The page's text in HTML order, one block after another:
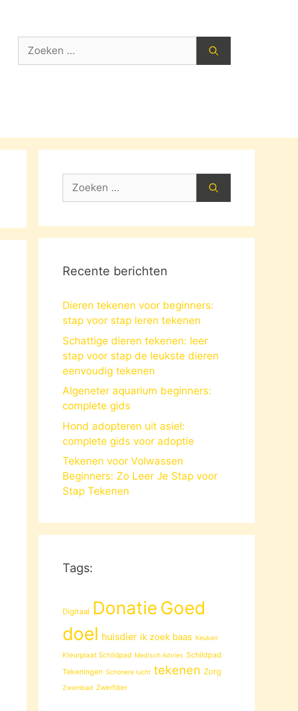
Zoek
Zoek
Recente berichten
Dieren tekenen voor beginners:
stap voor stap leren tekenen
Schattige dieren tekenen: leer
stap voor stap de leukste dieren
eenvoudig tekenen
Algeneter aquarium beginners:
complete gids
Hond adopteren uit asiel:
complete gids voor adoptie
Tekenen voor Volwassen
Beginners: Zo Leer Je Stap voor
Stap Tekenen
Tags:
Digitaal Donatie Goed
doel huisdier ik zoek baas Keuken
Kleurplaat Schildpad Medisch Advies Schildpad
Tekeningen Schonere lucht tekenen Zorg
Zwembad Zwerfdier